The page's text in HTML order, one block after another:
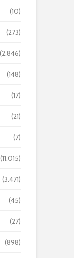
(10)
(273)
(2.846)
(148)
(17)
(21)
(7)
(11.015)
(3.471)
(45)
(27)
(898)